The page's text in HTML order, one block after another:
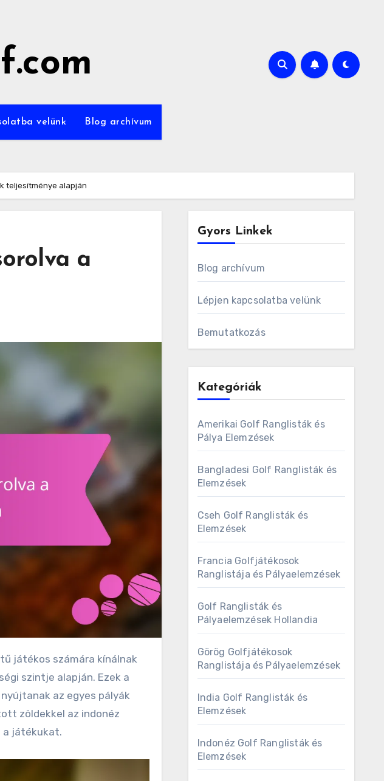
velünk Blog archívum
teljesítménye alapján
a
szintje alapján. Ezek a
az egyes pályák
zöldekkel az indonéz
a játékukat.
Gyors Linkek
Blog archívum
Lépjen kapcsolatba velünk
Bemutatkozás
Kategóriák
Amerikai Golf Ranglisták és
Pálya Elemzések
Bangladesi Golf Ranglisták és
Elemzések
Cseh Golf Ranglisták és
Elemzések
Francia Golfjátékosok
Ranglistája és Pályaelemzések
Golf Ranglisták és
Pályaelemzések Hollandia
Görög Golfjátékosok
Ranglistája és Pályaelemzések
India Golf Ranglisták és
Elemzések
Indonéz Golf Ranglisták és
Elemzések